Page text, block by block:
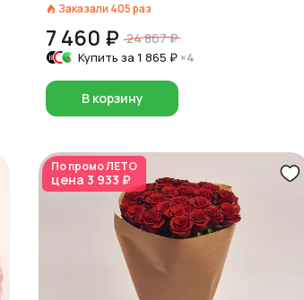
Заказали 405раз
7 460 ₽ 24 867 ₽
Купить за 1 865 ₽ ×4
В корзину
По промоЛЕТО
цена 3 933 ₽